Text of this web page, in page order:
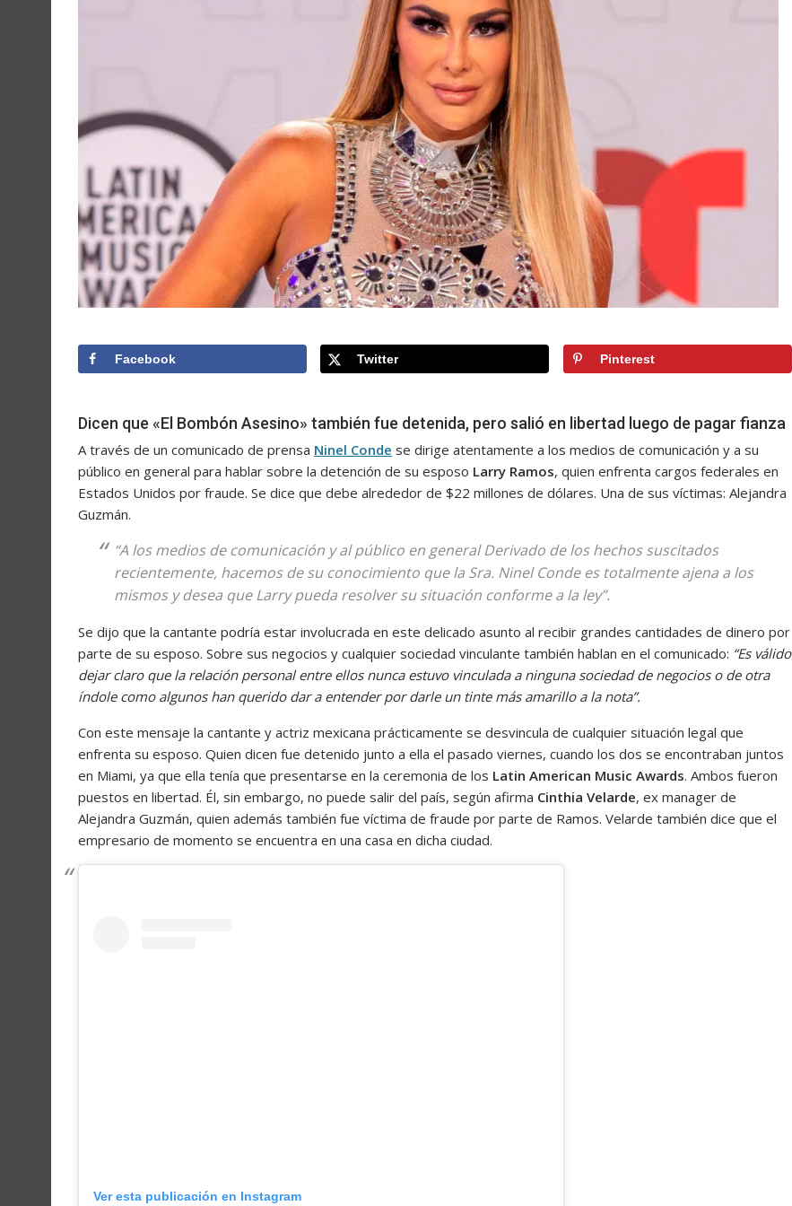
Facebook Twitter Pinterest
Dicen que «El Bombón Asesino» también fue detenida, pero salió en libertad luego de pagar fianza
A través de un comunicado de prensa Ninel Conde se dirige atentamente a los medios de comunicación y a su
público en general para hablar sobre la detención de su esposo Larry Ramos, quien enfrenta cargos federales en
Estados Unidos por fraude. Se dice que debe alrededor de $22 millones de dólares. Una de sus víctimas: Alejandra
Guzmán.
“A los medios de comunicación y al público en general Derivado de los hechos suscitados
recientemente, hacemos de su conocimiento que la Sra. Ninel Conde es totalmente ajena a los
mismos y desea que Larry pueda resolver su situación conforme a la ley”.
Se dijo que la cantante podría estar involucrada en este delicado asunto al recibir grandes cantidades de dinero por
parte de su esposo. Sobre sus negocios y cualquier sociedad vinculante también hablan en el comunicado: “Es válido
dejar claro que la relación personal entre ellos nunca estuvo vinculada a ninguna sociedad de negocios o de otra
índole como algunos han querido dar a entender por darle un tinte más amarillo a la nota”.
Con este mensaje la cantante y actriz mexicana prácticamente se desvincula de cualquier situación legal que
enfrenta su esposo. Quien dicen fue detenido junto a ella el pasado viernes, cuando los dos se encontraban juntos
en Miami, ya que ella tenía que presentarse en la ceremonia de los Latin American Music Awards. Ambos fueron
puestos en libertad. Él, sin embargo, no puede salir del país, según afirma Cinthia Velarde, ex manager de
Alejandra Guzmán, quien además también fue víctima de fraude por parte de Ramos. Velarde también dice que el
empresario de momento se encuentra en una casa en dicha ciudad.
Ver esta publicación en Instagram